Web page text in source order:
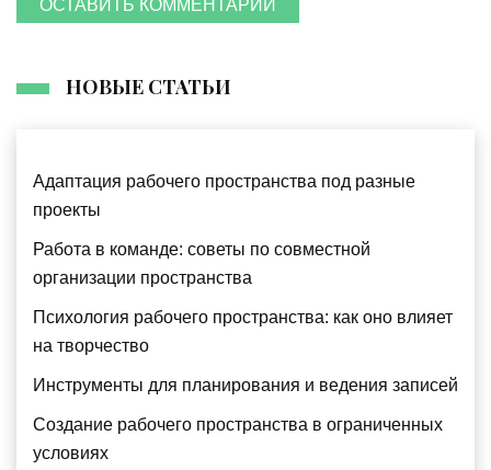
ОСТАВИТЬ КОММЕНТАРИЙ
НОВЫЕ СТАТЬИ
Адаптация рабочего пространства под разные
проекты
Работа в команде: советы по совместной
организации пространства
Психология рабочего пространства: как оно влияет
на творчество
Инструменты для планирования и ведения записей
Создание рабочего пространства в ограниченных
условиях